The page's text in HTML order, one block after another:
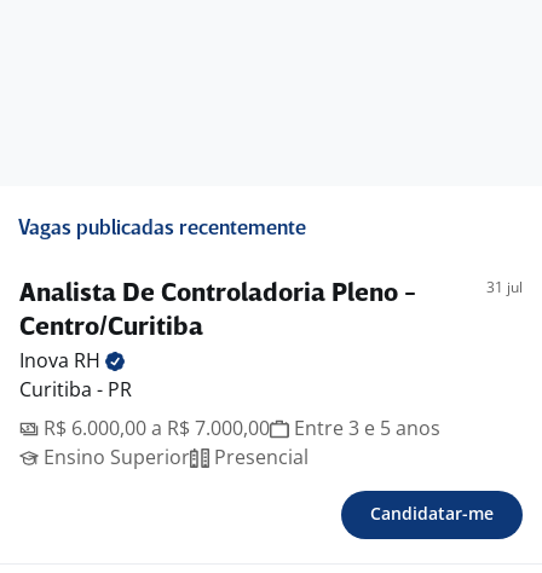
Vagas publicadas recentemente
Analista De Controladoria Pleno -
Centro/Curitiba
31 jul
Inova RH
Curitiba - PR
R$ 6.000,00 a R$ 7.000,00
Entre 3 e 5 anos
Ensino Superior
Presencial
Candidatar-me